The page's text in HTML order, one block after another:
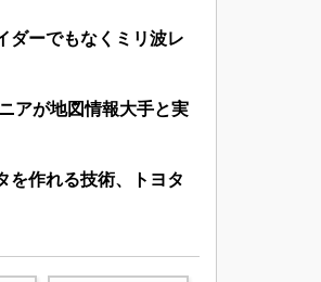
ダーでもなくミリ波レ
アが地図情報大手と実
を作れる技術、トヨタ